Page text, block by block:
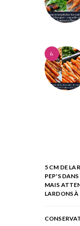
6
5 CM DE
PEP'S
MAIS
LARDONS